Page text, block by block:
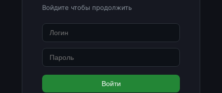
Войдите чтобы продолжить
Войти